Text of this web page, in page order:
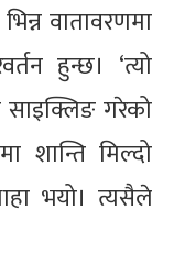
वातावरणमा
हुन्छ। ‘त्यो
गरेको
शान्ति मिल्दो
भयो। त्यसैले